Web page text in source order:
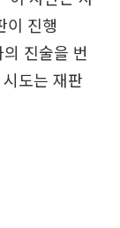
이 진행
진술을 번
도는 재판